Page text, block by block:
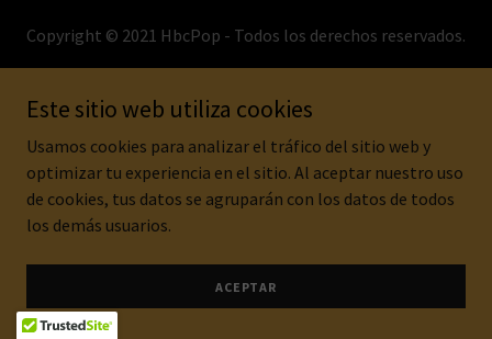
Copyright © 2021 HbcPop - Todos los derechos reservados.
TÉRMINOS Y CONDICIONES
Este sitio web utiliza cookies
Usamos cookies para analizar el tráfico del sitio web y
optimizar tu experiencia en el sitio. Al aceptar nuestro uso
de cookies, tus datos se agruparán con los datos de todos
los demás usuarios.
ACEPTAR